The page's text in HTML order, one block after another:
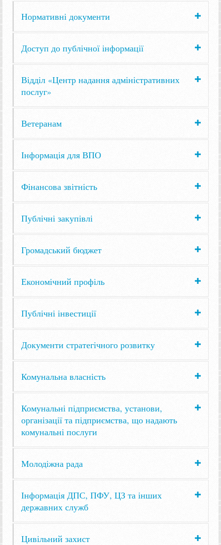
Нормативні документи
Доступ до публічної інформації
Відділ «Центр надання адміністративних
послуг»
Ветеранам
Інформація для ВПО
Фінансова звітність
Публічні закупівлі
Громадський бюджет
Економічний профіль
Публічні інвестиції
Документи стратегічного розвитку
Комунальна власність
Комунальні підприємства, установи,
організації та підприємства, що надають
комунальні послуги
Молодіжна рада
Інформація ДПС, ПФУ, ЦЗ та інших
державних служб
Цивільний захист